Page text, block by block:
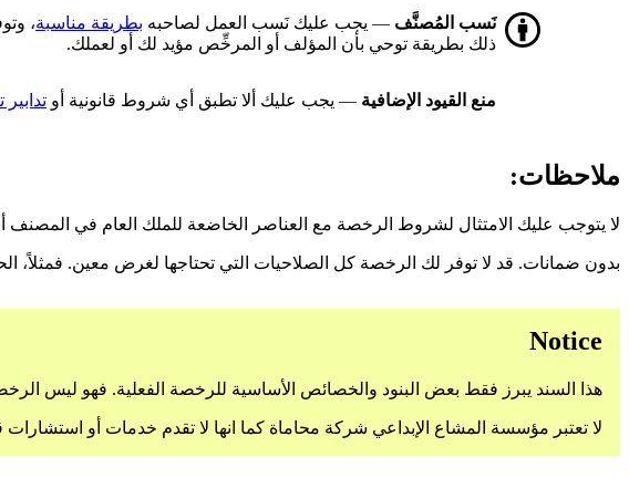
نَسب المُصنَّف — يجب عليك نَسب العمل لصاحبه بطريقة مناسبة،
ذلك بطريقة توحي بأن المؤلف أو المرخِّص مؤيد لك أو لعملك.
منع القيود الإضافية — يجب عليك ألا تطبق أي شروط قانونية أو
ملاحظات:
لا يتوجب عليك الامتثال لشروط الرخصة مع العناصر الخاضعة للملك العام في
بدون ضمانات. قد لا توفر لك الرخصة كل الصلاحيات التي تحتاجها لغرض معين. فمثلاً،
Notice
هذا السند يبرز فقط بعض البنود والخصائص الأساسية للرخصة الفعلية. فهو ليس
لا تعتبر مؤسسة المشاع الإبداعي شركة محاماة كما انها لا تقدم خدمات أو